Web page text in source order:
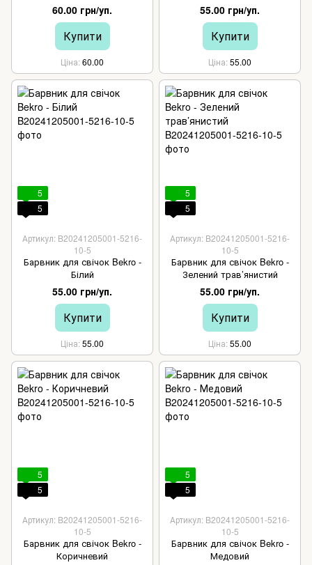
60.00 грн/уп.
Купити
Ціна 60.00
55.00 грн/уп.
Купити
Ціна 55.00
5
5
Артикул: B20241205001-5216-
10-5
Барвник для свічок Bekro -
Білий
55.00 грн/уп.
Купити
Ціна 55.00
5
5
Артикул: B20241205001-5216-
10-5
Барвник для свічок Bekro -
Зелений трав’янистий
55.00 грн/уп.
Купити
Ціна 55.00
5
5
Артикул: B20241205001-5216-
10-5
Барвник для свічок Bekro -
Коричневий
5
5
Артикул: B20241205001-5216-
10-5
Барвник для свічок Bekro -
Медовий